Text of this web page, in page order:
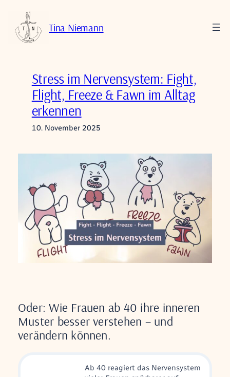
Inhalt
springen
Tina Niemann
Stress im Nervensystem: Fight,
Flight, Freeze & Fawn im Alltag
erkennen
10. November 2025
Oder: Wie Frauen ab 40 ihre inneren
Muster besser verstehen – und
verändern können.
Ab 40 reagiert das Nervensystem